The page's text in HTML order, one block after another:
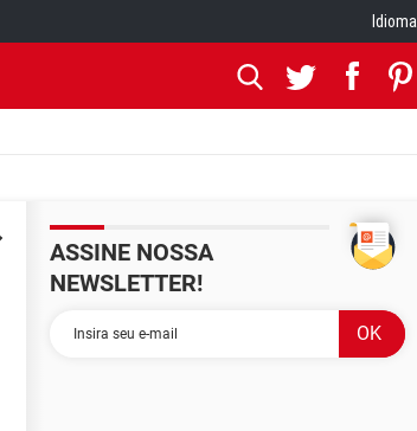
Idioma
ASSINE NOSSA
NEWSLETTER!